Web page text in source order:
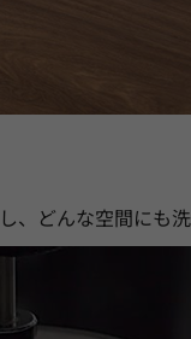
、どんな空間にも洗